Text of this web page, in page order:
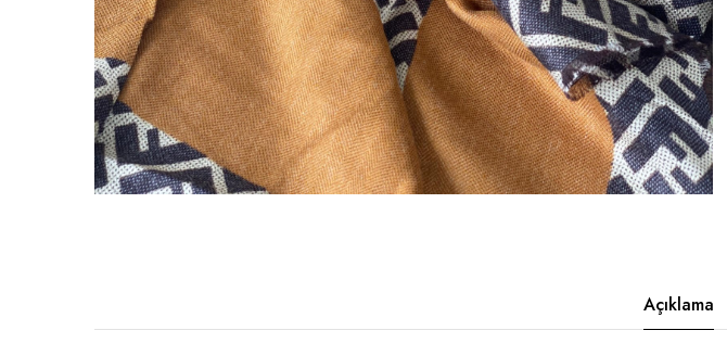
Açıklama